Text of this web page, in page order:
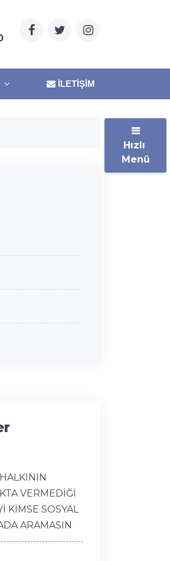
İLETIŞIM
VERMEDİĞİ
KİMSE SOSYAL
ARAMASIN
Hızlı
Menü